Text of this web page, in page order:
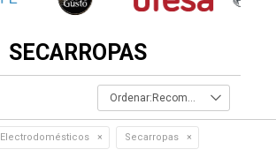
SECARROPAS
Recomendados
Electrodomésticos Secarropas